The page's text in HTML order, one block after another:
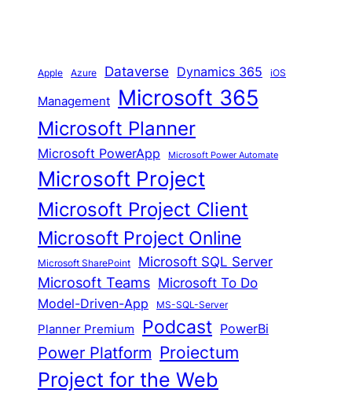
Apple Azure Dataverse Dynamics 365 iOS
Management Microsoft 365
Microsoft Planner
Microsoft PowerApp Microsoft Power Automate
Microsoft Project
Microsoft Project Client
Microsoft Project Online
Microsoft SharePoint Microsoft SQL Server
Microsoft Teams Microsoft To Do
Model-Driven-App MS-SQL-Server
Planner Premium Podcast PowerBi
Power Platform Proiectum
Project for the Web